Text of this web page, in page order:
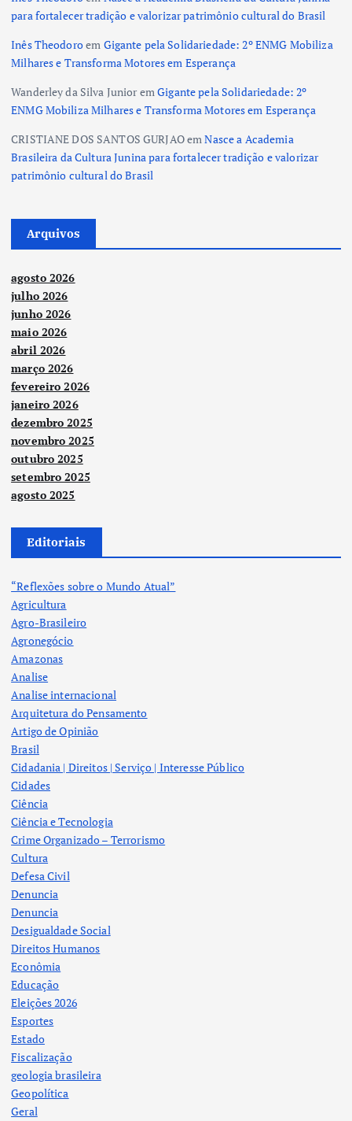
para fortalecer tradição e valorizar patrimônio cultural do Brasil
Inês Theodoroem Gigante pela Solidariedade: 2º ENMG Mobiliza
Milhares e Transforma Motores em Esperança
Wanderley da Silva JunioremGigante pela Solidariedade: 2º
ENMG Mobiliza Milhares e Transforma Motores em Esperança
CRISTIANE DOS SANTOS GURJAOemNasce a Academia
Brasileira da Cultura Junina para fortalecer tradição e valorizar
patrimônio cultural do Brasil
Arquivos
agosto 2026
julho 2026
junho 2026
maio 2026
abril 2026
março 2026
fevereiro 2026
janeiro 2026
dezembro 2025
novembro 2025
outubro 2025
setembro 2025
agosto 2025
Editoriais
“Reflexões sobre o Mundo Atual”
Agricultura
Agro-Brasileiro
Agronegócio
Amazonas
Analise
Analise internacional
Arquitetura do Pensamento
Artigo de Opinião
Brasil
Cidadania | Direitos | Serviço | Interesse Público
Cidades
Ciência
Ciência e Tecnologia
Crime Organizado – Terrorismo
Cultura
Defesa Civil
Denuncia
Denuncia
Desigualdade Social
Direitos Humanos
Econômia
Educação
Eleições 2026
Esportes
Estado
Fiscalização
geologia brasileira
Geopolítica
Geral